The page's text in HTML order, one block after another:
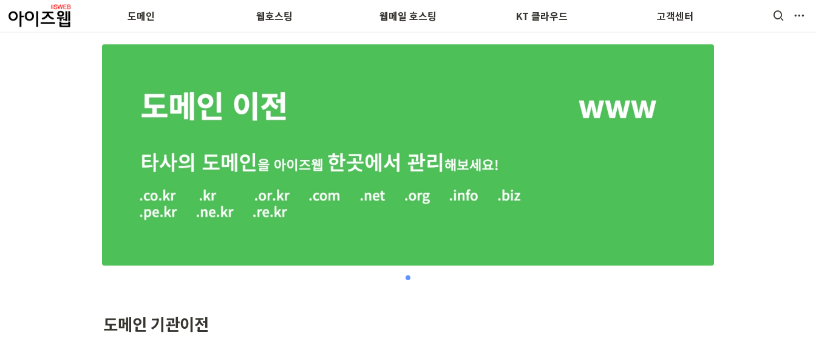
도메인 웹호스팅 웹메일 호스팅 KT 클라우드 고객센터
도메인 복구안내 SSL 보안서버 인증서 스마트폰 이메일 세팅 자주묻는질문
도메인 기관이전